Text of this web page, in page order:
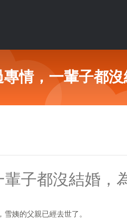
情，一輩子都
子都沒結婚，
姨的父親已經去世了。